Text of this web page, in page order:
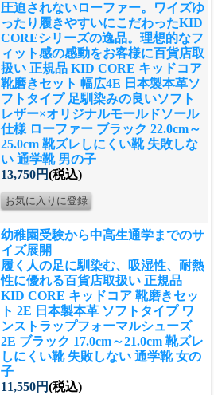
圧迫されないローファー。ワイズゆ
ったり履きやすいにこだわったKID
COREシリーズの逸品。理想的なフ
ィット感の感動をお客様に百貨店取
扱い 正規品 KID CORE キッドコア
靴磨きセット 幅広4E 日本製本革ソ
フトタイプ 足馴染みの良いソフト
レザー×オリジナルモールドソール
仕様 ローファー ブラック 22.0cm～
25.0cm 靴ズレしにくい靴 失敗しな
い 通学靴 男の子
13,750円(税込)
幼稚園受験から中高生通学までのサ
イズ展開
履く人の足に馴染む、吸湿性、耐熱
性に優れる百貨店取扱い 正規品
KID CORE キッドコア 靴磨きセッ
ト 2E 日本製本革 ソフトタイプ ワ
ンストラップフォーマルシューズ
2E ブラック 17.0cm～21.0cm 靴ズレ
しにくい靴 失敗しない 通学靴 女の
子
11,550円(税込)